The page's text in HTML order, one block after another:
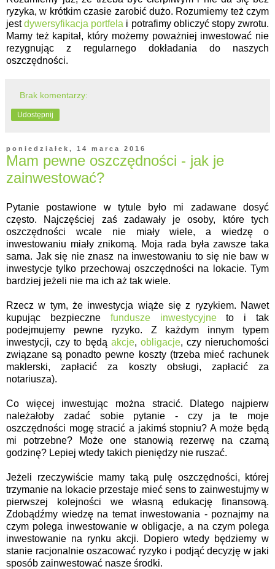
ryzyka, w krótkim czasie zarobić dużo. Rozumiemy też czym
jestdywersyfikacja portfela i potrafimy obliczyć stopy zwrotu.
Mamy też kapitał, który możemy poważniej inwestować nie
rezygnując z regularnego dokładania do naszych
oszczędności.
Brak komentarzy:
Udostępnij
poniedziałek, 14 marca 2016
Mam pewne oszczędności - jak je
zainwestować?
Pytanie postawione w tytule było mi zadawane dosyć
często. Najczęściej zaś zadawały je osoby, które tych
oszczędności wcale nie miały wiele, a wiedzę o
inwestowaniu miały znikomą. Moja rada była zawsze taka
sama. Jak się nie znasz na inwestowaniu to się nie baw w
inwestycje tylko przechowaj oszczędności na lokacie. Tym
bardziej jeżeli nie ma ich aż tak wiele.
Rzecz w tym, że inwestycja wiąże się z ryzykiem. Nawet
kupując bezpieczne fundusze inwestycyjneto i tak
podejmujemy pewne ryzyko. Z każdym innym typem
inwestycji, czy to będą akcje, obligacje, czy nieruchomości
związane są ponadto pewne koszty (trzeba mieć rachunek
maklerski, zapłacić za koszty obsługi, zapłacić za
notariusza).
Co więcej inwestując można stracić. Dlatego najpierw
należałoby zadać sobie pytanie - czy ja te moje
oszczędności mogę stracić a jakimś stopniu? A może będą
mi potrzebne? Może one stanowią rezerwę na czarną
godzinę? Lepiej wtedy takich pieniędzy nie ruszać.
Jeżeli rzeczywiście mamy taką pulę oszczędności, której
trzymanie na lokacie przestaje mieć sens to zainwestujmy w
pierwszej kolejności we własną edukację finansową.
Zdobądźmy wiedzę na temat inwestowania - poznajmy na
czym polega inwestowanie w obligacje, a na czym polega
inwestowanie na rynku akcji. Dopiero wtedy będziemy w
stanie racjonalnie oszacować ryzyko i podjąć decyzję w jaki
sposób zainwestować nasze środki.